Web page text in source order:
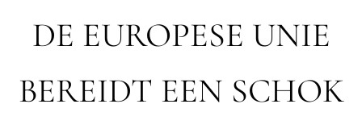
DE EUROPESE UNIE
BEREIDT EEN SCHOK